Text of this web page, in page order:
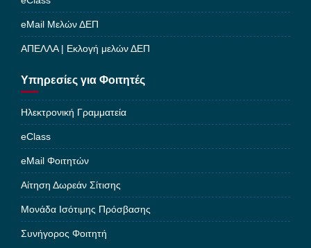
eMail Μελών ΔΕΠ
ΑΠΕΛΛΑ | Εκλογή μελών ΔΕΠ
Υπηρεσίες για Φοιτητές
Ηλεκτρονική Γραμματεία
eClass
eMail Φοιτητών
Αίτηση Δωρεάν Σίτισης
Μονάδα Ισότιμης Πρόσβασης
Συνήγορος Φοιτητή